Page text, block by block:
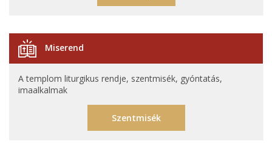
Miserend
A templom liturgikus rendje, szentmisék, gyóntatás,
imaalkalmak
Szentmisék